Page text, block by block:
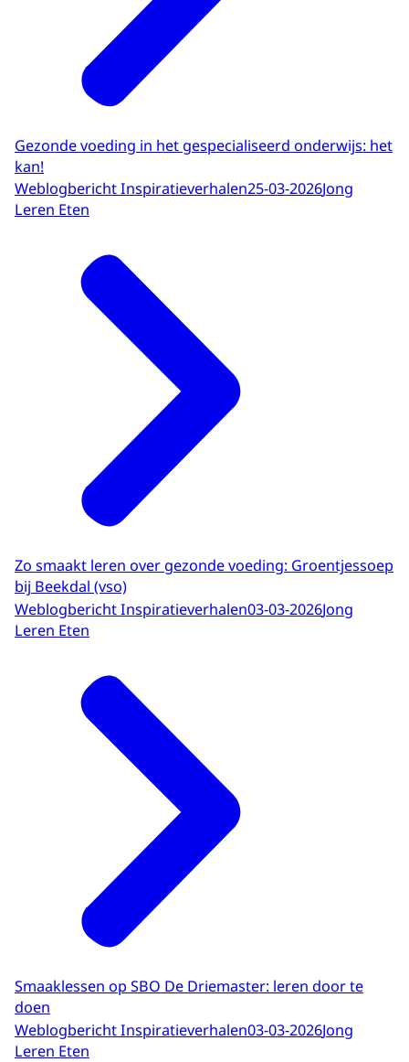
Gezonde voeding in het gespecialiseerd onderwijs: het
kan!
Weblogbericht Inspiratieverhalen25-03-2026Jong
Leren Eten
Zo smaakt leren over gezonde voeding: Groentjessoep
bij Beekdal (vso)
Weblogbericht Inspiratieverhalen03-03-2026Jong
Leren Eten
Smaaklessen op SBO De Driemaster: leren door te
doen
Weblogbericht Inspiratieverhalen03-03-2026Jong
Leren Eten